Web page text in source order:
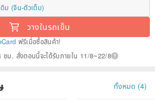
ดิม (จีน-ตัวเต็ม)
วางในรถเข็น
ฟรีเมื่อซื้อสินค้า!
ม. สั่งตอนนี้จะได้รับภายใน 11/8~22/8
ทั้งหมด (4)